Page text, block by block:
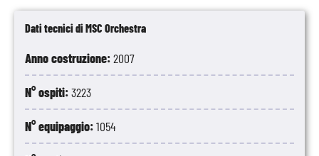
Dati tecnici di MSC Orchestra
Anno costruzione:2007
N° ospiti:3223
N° equipaggio:1054
Tarragona
8 Valencia 07:00 -